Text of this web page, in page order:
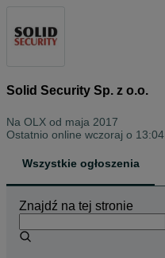
Solid Security Sp. z o.o.
Na OLX od maja 2017
Ostatnio online wczoraj o 13:04
Wszystkie ogłoszenia
Znajdź na tej stronie